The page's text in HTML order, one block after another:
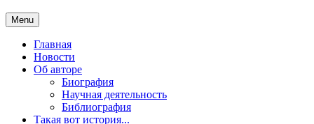
Menu
Главная
Новости
Об авторе
Биография
Научная деятельность
Библиография
Такая вот история...